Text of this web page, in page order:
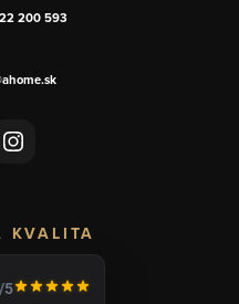
200 593
KVALITA
/5